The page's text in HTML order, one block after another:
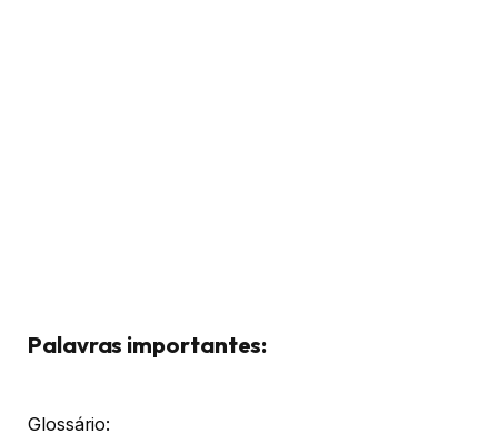
Palavras importantes:
Glossário: